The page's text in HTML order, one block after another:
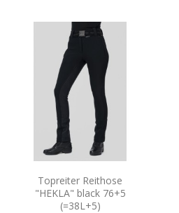
Topreiter Reithose
"HEKLA" black 76+5
(=38L+5)